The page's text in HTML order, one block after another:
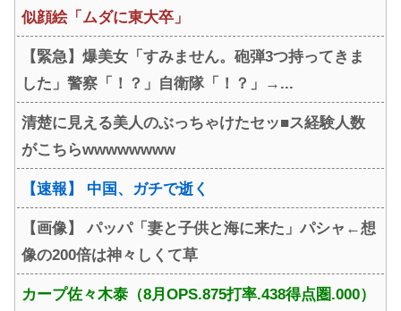
似顔絵「ムダに東大卒」
【緊急】爆美女「すみません。砲弾3つ持ってきま
した」警察「！？」自衛隊「！？」→...
清楚に見える美人のぶっちゃけたセッ■ス経験人数
がこちらwwwwwwww
【速報】 中国、ガチで逝く
【画像】 パッパ「妻と子供と海に来た」パシャ←想
像の200倍は神々しくて草
カープ佐々木泰（8月OPS.875打率.438得点圏.000）